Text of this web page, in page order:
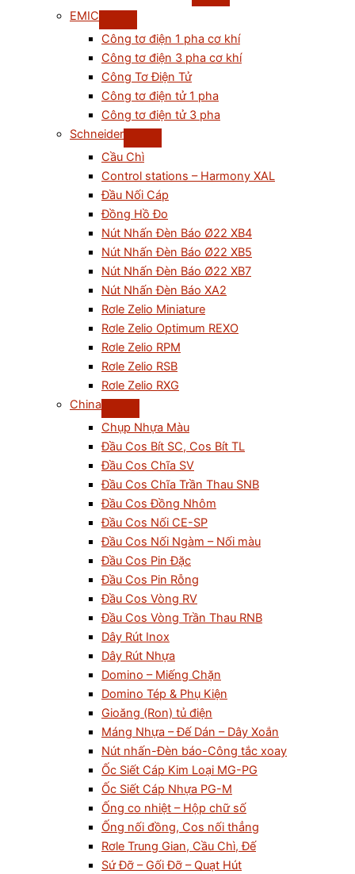
EMIC
Công tơ điện 1 pha cơ khí
Công tơ điện 3 pha cơ khí
Công Tơ Điện Tử
Công tơ điện tử 1 pha
Công tơ điện tử 3 pha
Schneider
Cầu Chì
Control stations – Harmony XAL
Đầu Nối Cáp
Đồng Hồ Đo
Nút Nhấn Đèn Báo Ø22 XB4
Nút Nhấn Đèn Báo Ø22 XB5
Nút Nhấn Đèn Báo Ø22 XB7
Nút Nhấn Đèn Báo XA2
Rơle Zelio Miniature
Rơle Zelio Optimum REXO
Rơle Zelio RPM
Rơle Zelio RSB
Rơle Zelio RXG
China
Chụp Nhựa Màu
Đầu Cos Bít SC, Cos Bít TL
Đầu Cos Chĩa SV
Đầu Cos Chĩa Trần Thau SNB
Đầu Cos Đồng Nhôm
Đầu Cos Nối CE-SP
Đầu Cos Nối Ngàm – Nối màu
Đầu Cos Pin Đặc
Đầu Cos Pin Rỗng
Đầu Cos Vòng RV
Đầu Cos Vòng Trần Thau RNB
Dây Rút Inox
Dây Rút Nhựa
Domino – Miếng Chặn
Domino Tép & Phụ Kiện
Gioăng (Ron) tủ điện
Máng Nhựa – Đế Dán – Dây Xoắn
Nút nhấn-Đèn báo-Công tắc xoay
Ốc Siết Cáp Kim Loại MG-PG
Ốc Siết Cáp Nhựa PG-M
Ống co nhiệt – Hộp chữ số
Ống nối đồng, Cos nối thẳng
Rơle Trung Gian, Cầu Chì, Đế
Sứ Đỡ – Gối Đỡ – Quạt Hút